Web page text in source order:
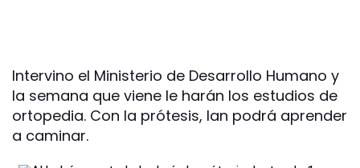
Intervino el Ministerio de Desarrollo Humano y
la semana que viene le harán los estudios de
ortopedia. Con la prótesis, Ian podrá aprender
a caminar.